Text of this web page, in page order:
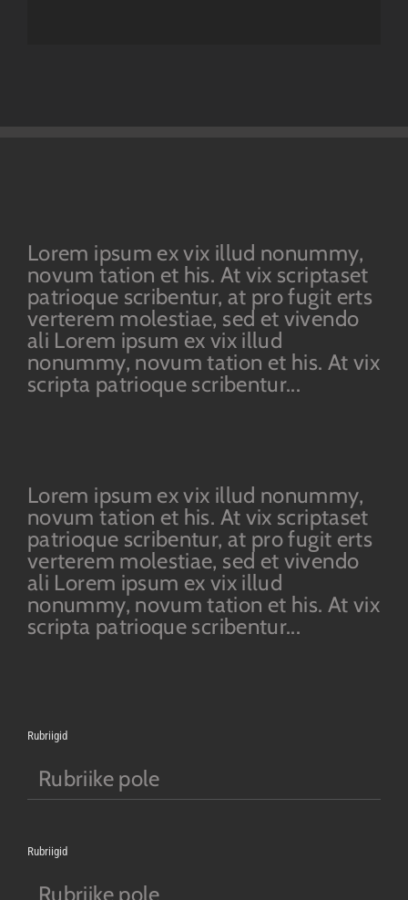
Lorem ipsum ex vix illud nonummy,
novum tation et his. At vix scriptaset
patrioque scribentur, at pro fugit erts
verterem molestiae, sed et vivendo
ali Lorem ipsum ex vix illud
nonummy, novum tation et his. At vix
scripta patrioque scribentur...
Lorem ipsum ex vix illud nonummy,
novum tation et his. At vix scriptaset
patrioque scribentur, at pro fugit erts
verterem molestiae, sed et vivendo
ali Lorem ipsum ex vix illud
nonummy, novum tation et his. At vix
scripta patrioque scribentur...
Rubriigid
Rubriike pole
Rubriigid
Rubriike pole